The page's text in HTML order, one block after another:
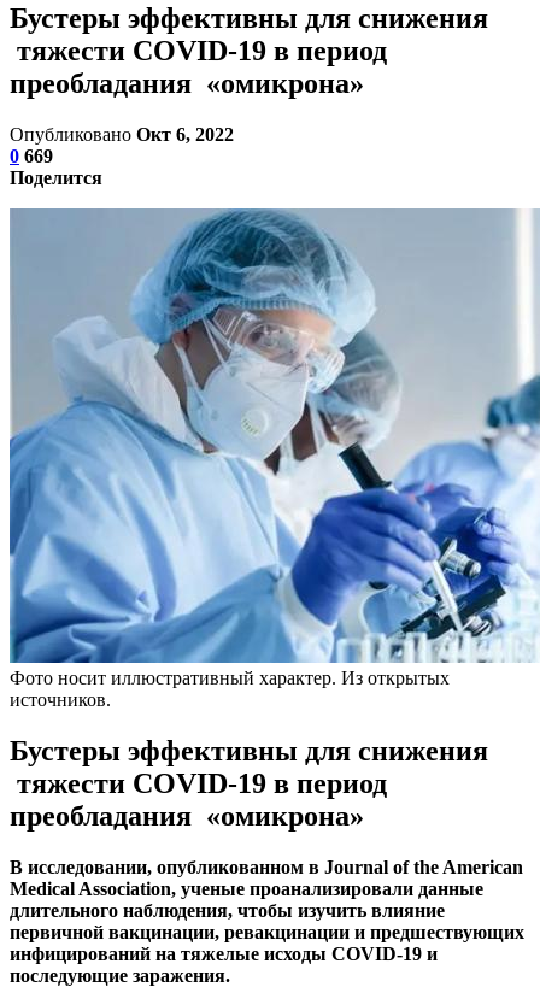
Бустеры эффективны для снижения
тяжести COVID-19 в период
преобладания «омикрона»
Опубликовано Окт 6, 2022
0 669
Поделится
Фото носит иллюстративный характер. Из открытых
источников.
Бустеры эффективны для снижения
тяжести COVID-19 в период
преобладания «омикрона»
В исследовании, опубликованном в Journal of the American
Medical Association, ученые проанализировали данные
длительного наблюдения, чтобы изучить влияние
первичной вакцинации, ревакцинации и предшествующих
инфицирований на тяжелые исходы COVID-19 и
последующие заражения.